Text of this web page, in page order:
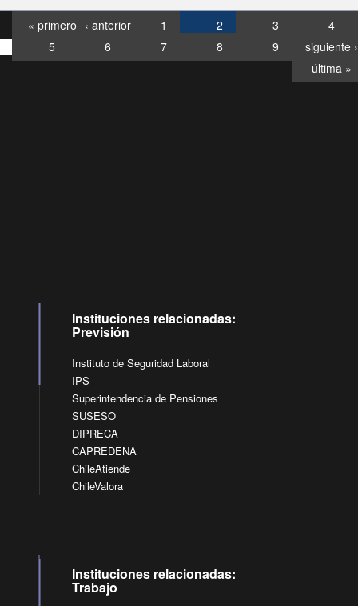
« primero ‹ anterior 1 2 3
4
5
6 7 8 9
siguiente ›
última »
Instituciones relacionadas:
Previsión
Instituto de Seguridad Laboral
IPS
Superintendencia de Pensiones
SUSESO
DIPRECA
CAPREDENA
ChileAtiende
ChileValora
Instituciones relacionadas:
Trabajo